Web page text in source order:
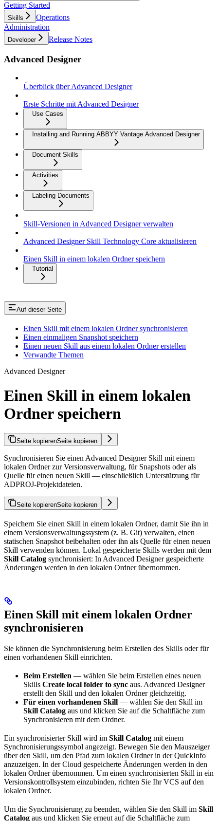
Getting Started
Skills
Operations
Administration
Developer Release Notes
Advanced Designer
Überblick über Advanced Designer
Erste Schritte mit Advanced Designer
Use Cases
Installing and Running ABBYY Vantage Advanced Designer
Document Skills
Activities
Labeling Documents
Skill-Versionen in Advanced Designer verwalten
Advanced Designer Skill Technology Core aktualisieren
Einen Skill in einem lokalen Ordner speichern
Tutorial
Auf dieser Seite
Einen Skill mit einem lokalen Ordner synchronisieren
Einen einmaligen Snapshot speichern
Einen neuen Skill aus einem lokalen Ordner erstellen
Verwandte Themen
Advanced Designer
Einen Skill in einem lokalen
Ordner speichern
Seite kopierenSeite kopieren
Synchronisieren Sie einen Advanced Designer Skill mit einem
lokalen Ordner zur Versionsverwaltung, für Snapshots oder als
Quelle für einen neuen Skill — einschließlich Unterstützung für
ADPROJ-Projektdateien.
Seite kopierenSeite kopieren
Speichern Sie einen Skill in einem lokalen Ordner, damit Sie ihn in
einem Versionsverwaltungssystem (z. B. Git) verwalten, einen
statischen Snapshot beibehalten oder ihn als Quelle für einen neuen
Skill verwenden können. Lokal gespeicherte Skills werden mit dem
Skill Catalog synchronisiert: In Advanced Designer gespeicherte
Änderungen werden in den lokalen Ordner übernommen.
Einen Skill mit einem lokalen Ordner
synchronisieren
Sie können die Synchronisierung beim Erstellen des Skills oder für
einen vorhandenen Skill einrichten.
Beim Erstellen — wählen Sie beim Erstellen eines neuen
Skills Create local folder to sync aus. Advanced Designer
erstellt den Skill und den lokalen Ordner gleichzeitig.
Für einen vorhandenen Skill — wählen Sie den Skill im
Skill Catalog aus und klicken Sie auf die Schaltfläche zum
Synchronisieren mit dem Ordner.
Ein synchronisierter Skill wird im Skill Catalog mit einem
Synchronisierungssymbol angezeigt. Bewegen Sie den Mauszeiger
über den Skill, um den Pfad zum lokalen Ordner in der QuickInfo
anzuzeigen. In der Cloud gespeicherte Änderungen werden in den
lokalen Ordner übernommen. Um einen synchronisierten Skill in ein
Versionskontrollsystem einzubinden, richten Sie Ihr VCS auf den
lokalen Ordner.
Um die Synchronisierung zu beenden, wählen Sie den Skill im Skill
Catalog aus und klicken Sie erneut auf die Schaltfläche zum